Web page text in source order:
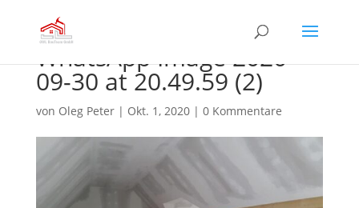
WhatsApp Image 2020-
09-30 at 20.49.59 (2)
von Oleg Peter| Okt. 1, 2020| 0 Kommentare